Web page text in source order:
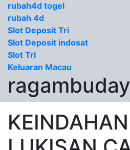
rubah4d togel
rubah 4d
Slot Deposit Tri
Slot Deposit indosat
Slot Tri
Keluaran Macau
KEINDAHAN